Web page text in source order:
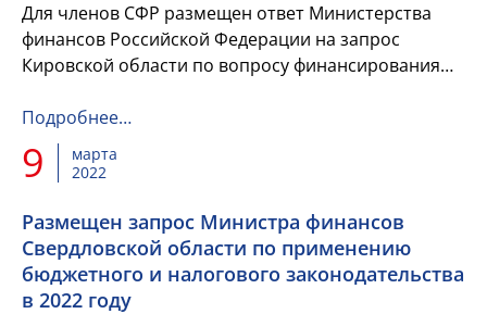
Для членов СФР размещен ответ Министерства
финансов Российской Федерации на запрос
Кировской области по вопросу финансирования
средств, имеющих функции ф...
Подробнее…
9
марта
2022
Размещен запрос Министра финансов
Свердловской области по применению
бюджетного и налогового законодательства
в 2022 году